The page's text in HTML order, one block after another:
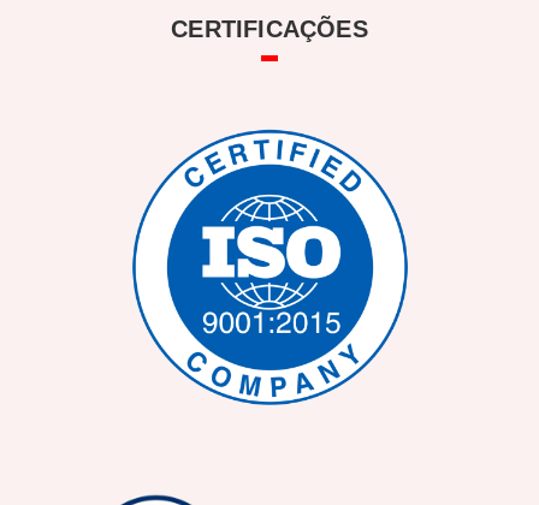
CERTIFICAÇÕES